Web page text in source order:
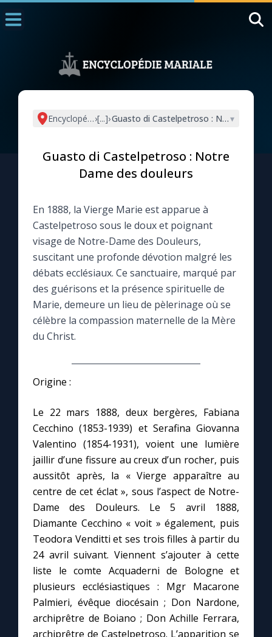
L'actualité de la semaine
La newsletter
La vidéo de la semaine
Le compte Tiktok
Le magazine
Questions-réponses
Prier au quotidien
Avec Thérèse de Lisieux
L'Évangile chaque jour
Les premiers samedis du mois
Marie qui défait les nœuds
Me consacrer à Jésus par Marie
Encyclopédie mariale
›[...]›Guasto di Castelpetroso : Notre Dame
▾
Guasto di Castelpetroso : Notre
Dame des douleurs
En 1888, la Vierge Marie est apparue à
Castelpetroso sous le doux et poignant
visage de Notre-Dame des Douleurs,
suscitant une profonde dévotion malgré les
débats ecclésiaux. Ce sanctuaire, marqué par
des guérisons et la présence spirituelle de
Marie, demeure un lieu de pèlerinage où se
célèbre la compassion maternelle de la Mère
du Christ.
Origine :
Le 22 mars 1888, deux bergères, Fabiana
Cecchino (1853-1939) et Serafina Giovanna
Valentino (1854-1931), voient une lumière
jaillir d’une fissure au creux d’un rocher, puis
aussitôt après, la « Vierge apparaître au
centre de cet éclat », sous l’aspect de Notre-
Dame des Douleurs. Le 5 avril 1888,
Diamante Cecchino « voit » également, puis
Teodora Venditti et ses trois filles à partir du
24 avril suivant. Viennent s’ajouter à cette
liste le comte Acquaderni de Bologne et
plusieurs ecclésiastiques : Mgr Macarone
Palmieri, évêque diocésain ; Don Nardone,
archiprêtre de Boiano ; Don Achille Ferrara,
archiprêtre de Castelpetroso. L’apparition se